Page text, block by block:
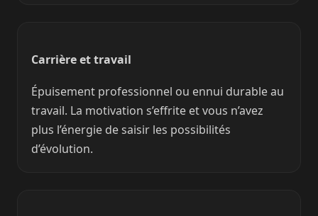
Carrière et travail
Épuisement professionnel ou ennui durable au
travail. La motivation s’effrite et vous n’avez
plus l’énergie de saisir les possibilités
d’évolution.